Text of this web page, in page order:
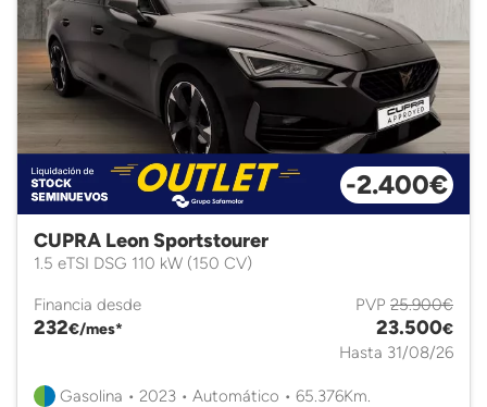
-2.400€
CUPRA Leon Sportstourer
1.5 eTSI DSG 110 kW (150 CV)
Financia desde
232€/mes*
PVP 25.900€
23.500€
Hasta 31/08/26
Gasolina • 2023 • Automático • 65.376Km.